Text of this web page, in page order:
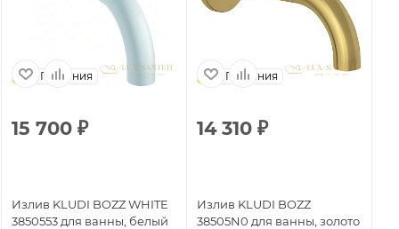
Германия
15 700 ₽
Излив KLUDI BOZZ WHITE
3850553 для ванны, белый
Германия
14 310 ₽
Излив KLUDI BOZZ
38505N0 для ванны, золото